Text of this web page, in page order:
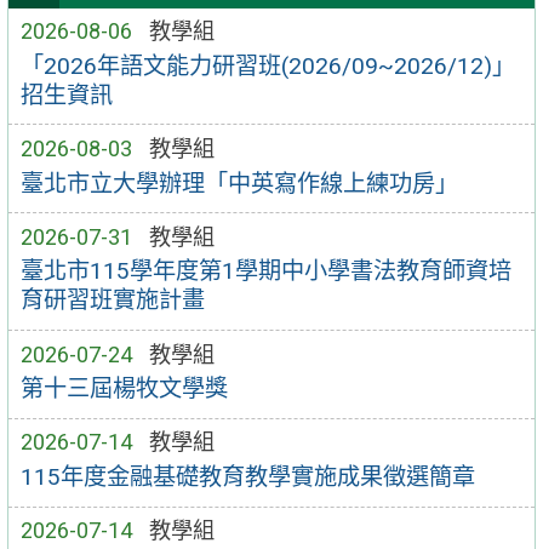
2026-08-06 教學組
「2026年語文能力研習班(2026/09~2026/12)」
招生資訊
2026-08-03 教學組
臺北市立大學辦理「中英寫作線上練功房」
2026-07-31 教學組
臺北市115學年度第1學期中小學書法教育師資培
育研習班實施計畫
2026-07-24 教學組
第十三屆楊牧文學獎
2026-07-14 教學組
115年度金融基礎教育教學實施成果徵選簡章
2026-07-14 教學組